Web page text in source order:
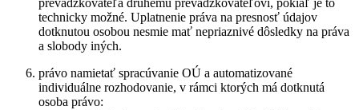
prevádzkovateľa druhému prevádzkovateľovi, pokiaľ je to
technicky možné. Uplatnenie práva na presnosť údajov
dotknutou osobou nesmie mať nepriaznivé dôsledky na práva
a slobody iných.
právo namietať spracúvanie OÚ a automatizované
individuálne rozhodovanie, v rámci ktorých má dotknutá
osoba právo: